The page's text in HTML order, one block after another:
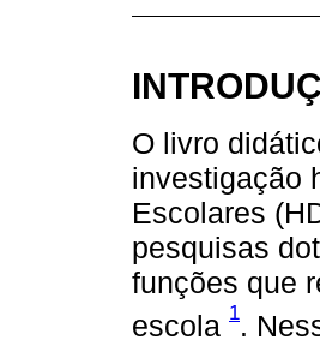
O livro
investigação
Escolares
pesquisas
funções que
escola 1.